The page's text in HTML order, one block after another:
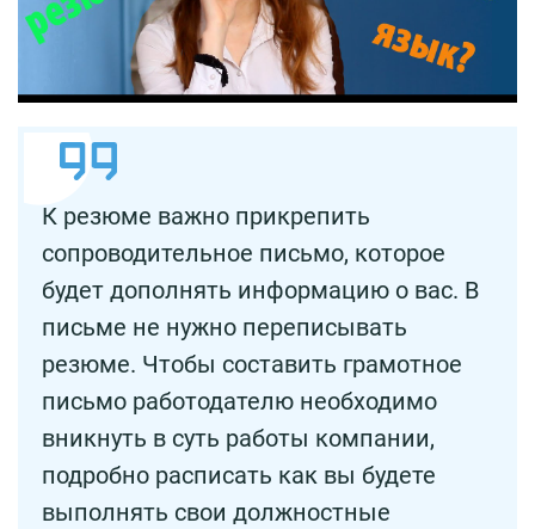
К резюме важно прикрепить
сопроводительное письмо, которое
будет дополнять информацию о вас. В
письме не нужно переписывать
резюме. Чтобы составить грамотное
письмо работодателю необходимо
вникнуть в суть работы компании,
подробно расписать как вы будете
выполнять свои должностные